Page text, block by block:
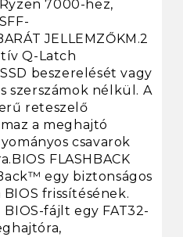
7000-hez,
JELLEMZŐKM.2
Q-Latch
beszerelését vagy
szerszámok nélkül. A
reteszelő
a meghajtó
csavarok
FLASHBACK
egy biztonságos
frissítésének.
BIOS-fájlt egy FAT32-